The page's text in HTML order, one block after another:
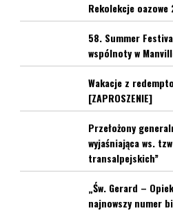
Rekolekcje oazowe
58. Summer
wspólnoty w
Wakacje z
[ZAPROSZENIE]
Przełożony
wyjaśniająca ws.
transalpejskich”
„Św. Gerard –
najnowszy numer